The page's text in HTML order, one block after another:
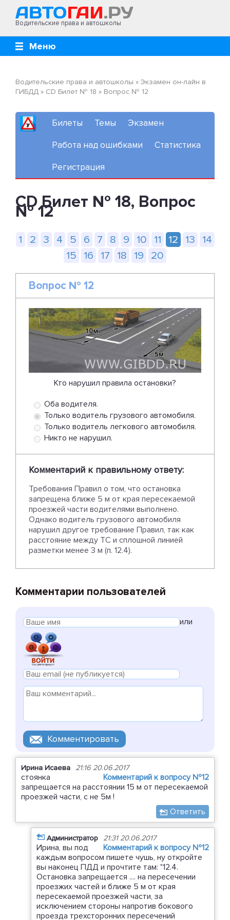
Водительские права и автошколы
Меню
Водительские права и автошколы » Экзамен он-лайн в
ГИБДД » CD Билет № 18 » Вопрос № 12
Билеты Темы Экзамен
Работа над ошибками Статистика
Регистрация
CD Билет № 18, Вопрос
№ 12
1 2 3 4 5 6 7 8 9 10 11 12 13
14
15
16 17 18 19 20
Вопрос № 12
Кто нарушил правила остановки?
Оба водителя.
Только водитель грузового автомобиля.
Только водитель легкового автомобиля.
Никто не нарушил.
Комментарий к правильному ответу:
Требования Правил о том, что остановка
запрещена ближе 5 м от края пересекаемой
проезжей части водителями выполнено.
Однако водитель грузового автомобиля
нарушил другое требование Правил, так как
расстояние между ТС и сплошной линией
разметки менее 3 м (п. 12.4).
Комментарии пользователей
или
Ирина Исаева 21:16 20.06.2017
Комментарий к вопросу №12
стоянка
запрещается на расстоянии 15 м от пересекаемой
проезжей части, с не 5м !
Ответить
Администратор 21:31 20.06.2017
Комментарий к вопросу №12
Ирина, вы под
каждым вопросом пишете чушь, ну откройте
вы наконец ПДД и прочтите там: "12.4.
Остановка запрещается .... на пересечении
проезжих частей и ближе 5 м от края
пересекаемой проезжей части, за
исключением стороны напротив бокового
проезда трехсторонних пересечений